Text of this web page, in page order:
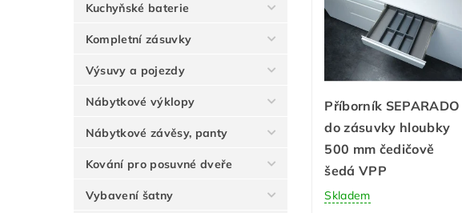
Kuchyňské baterie
Kompletní zásuvky
Výsuvy a pojezdy
Nábytkové výklopy
Nábytkové závěsy, panty
Kování pro posuvné dveře
Vybavení šatny
Příborník SEPARADO
do zásuvky hloubky
500 mm čedičově
šedá VPP
Skladem